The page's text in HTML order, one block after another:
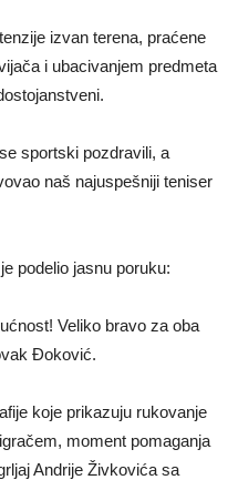
izvan terena, praćene
i ubacivanjem predmeta
sportski pozdravili, a
naš najuspešniji teniser
podelio jasnu poruku:
Veliko bravo za oba
Đoković.
koje prikazuju rukovanje
moment pomaganja
Andrije Živkovića sa